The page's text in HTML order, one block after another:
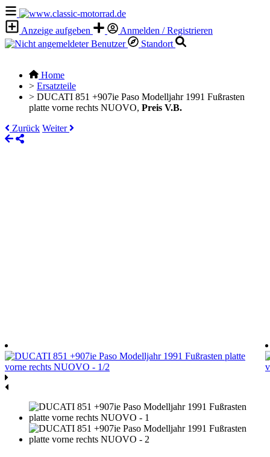
Anzeige aufgeben
Anmelden / Registrieren
Standort
Home
> Ersatzteile
> DUCATI 851 +907ie Paso Modelljahr 1991 Fußrasten
platte vorne rechts NUOVO, Preis V.B.
Zurück Weiter